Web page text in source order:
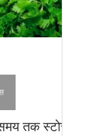
आम का अचार
तक स्टोर